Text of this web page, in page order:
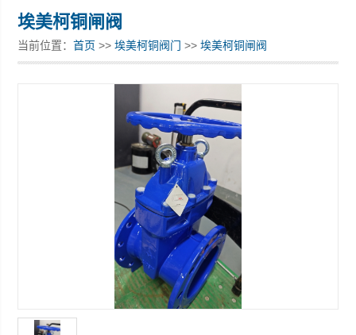
埃美柯铜闸阀
当前位置：首页 >>埃美柯铜阀门 >>埃美柯铜闸阀